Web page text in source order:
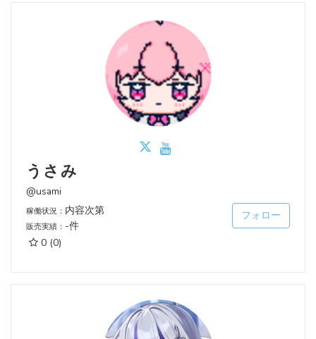
うさみ
@usami
稼働状況： 内容次第
販売実績： -件
0 (0)
フォロー